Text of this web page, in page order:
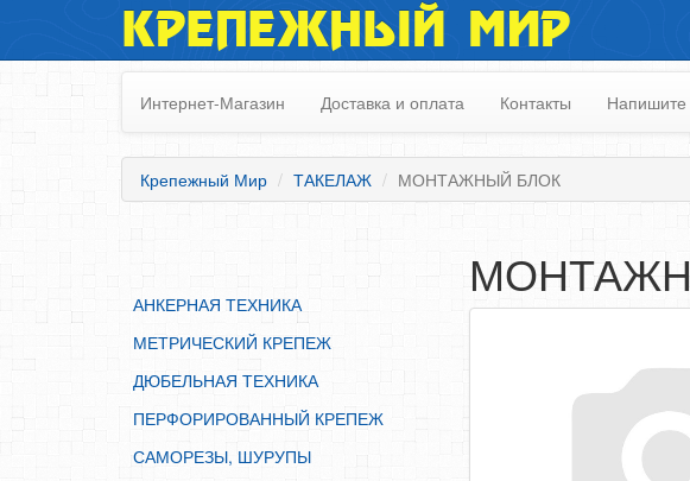
АНКЕРНАЯ ТЕХНИКА
МЕТРИЧЕСКИЙ КРЕПЕЖ
ДЮБЕЛЬНАЯ ТЕХНИКА
ПЕРФОРИРОВАННЫЙ КРЕПЕЖ
САМОРЕЗЫ, ШУРУПЫ
ЗАКЛЕПКИ
ХОМУТЫ, СКОБЫ
ВЕРЕВКИ, КАНАТЫ,ПРОВОЛОКА
КЛЕИ, ПЕНЫ, ГЕРМЕТИКИ, ОЧИСТИТЕЛЬ
ДВЕРНАЯ ФУРНИТУРА
КРЕПЕЖНЫЙ МИР
Интернет-Магазин Доставка и оплата Контакты
Крепежный Мир ТАКЕЛАЖ МОНТАЖНЫЙ БЛОК
АНКЕРНАЯ ТЕХНИКА
МЕТРИЧЕСКИЙ КРЕПЕЖ
ДЮБЕЛЬНАЯ ТЕХНИКА
ПЕРФОРИРОВАННЫЙ КРЕПЕЖ
САМОРЕЗЫ, ШУРУПЫ